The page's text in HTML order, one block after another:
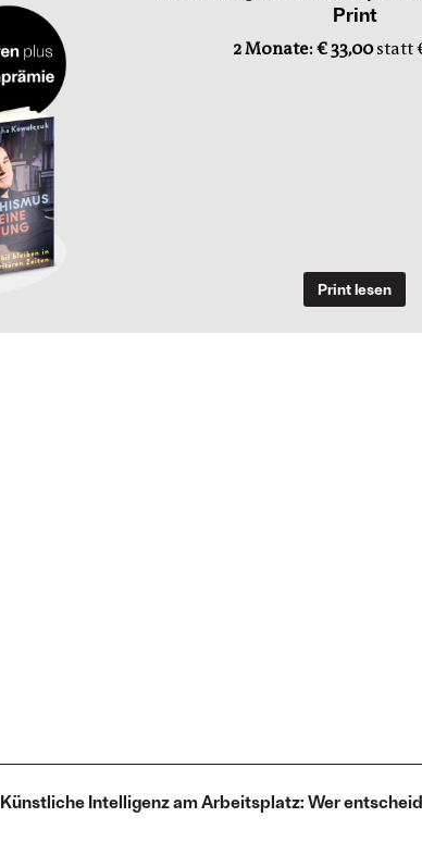
Print
2 Monate: € 33,00statt
Print lesen
Künstliche Intelligenz am Arbeitsplatz: Wer